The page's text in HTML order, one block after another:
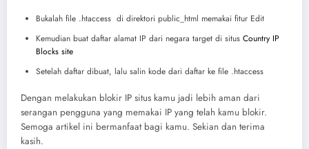
Bukalah file .htaccess di direktori public_html memakai fitur Edit
Kemudian buat daftar alamat IP dari negara target di situs Country IP
Blocks site
Setelah daftar dibuat, lalu salin kode dari daftar ke file .htaccess
Dengan melakukan blokir IP situs kamu jadi lebih aman dari
serangan pengguna yang memakai IP yang telah kamu blokir.
Semoga artikel ini bermanfaat bagi kamu. Sekian dan terima
kasih.